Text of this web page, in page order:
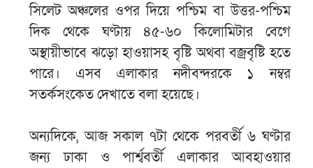
সিলেট অঞ্চলের ওপর দিয়ে পশ্চিম বা উত্তর-পশ্চিম
দিক থেকে ঘণ্টায় ৪৫-৬০ কিলোমিটার বেগে
অস্থায়ীভাবে ঝড়ো হাওয়াসহ বৃষ্টি অথবা বজ্রবৃষ্টি হতে
পারে। এসব এলাকার নদীবন্দরকে ১ নম্বর
সতর্কসংকেত দেখাতে বলা হয়েছে।
অন্যদিকে, আজ সকাল ৭টা থেকে পরবর্তী ৬ ঘণ্টার
জন্য ঢাকা ও পার্শ্ববর্তী এলাকার আবহাওয়ার